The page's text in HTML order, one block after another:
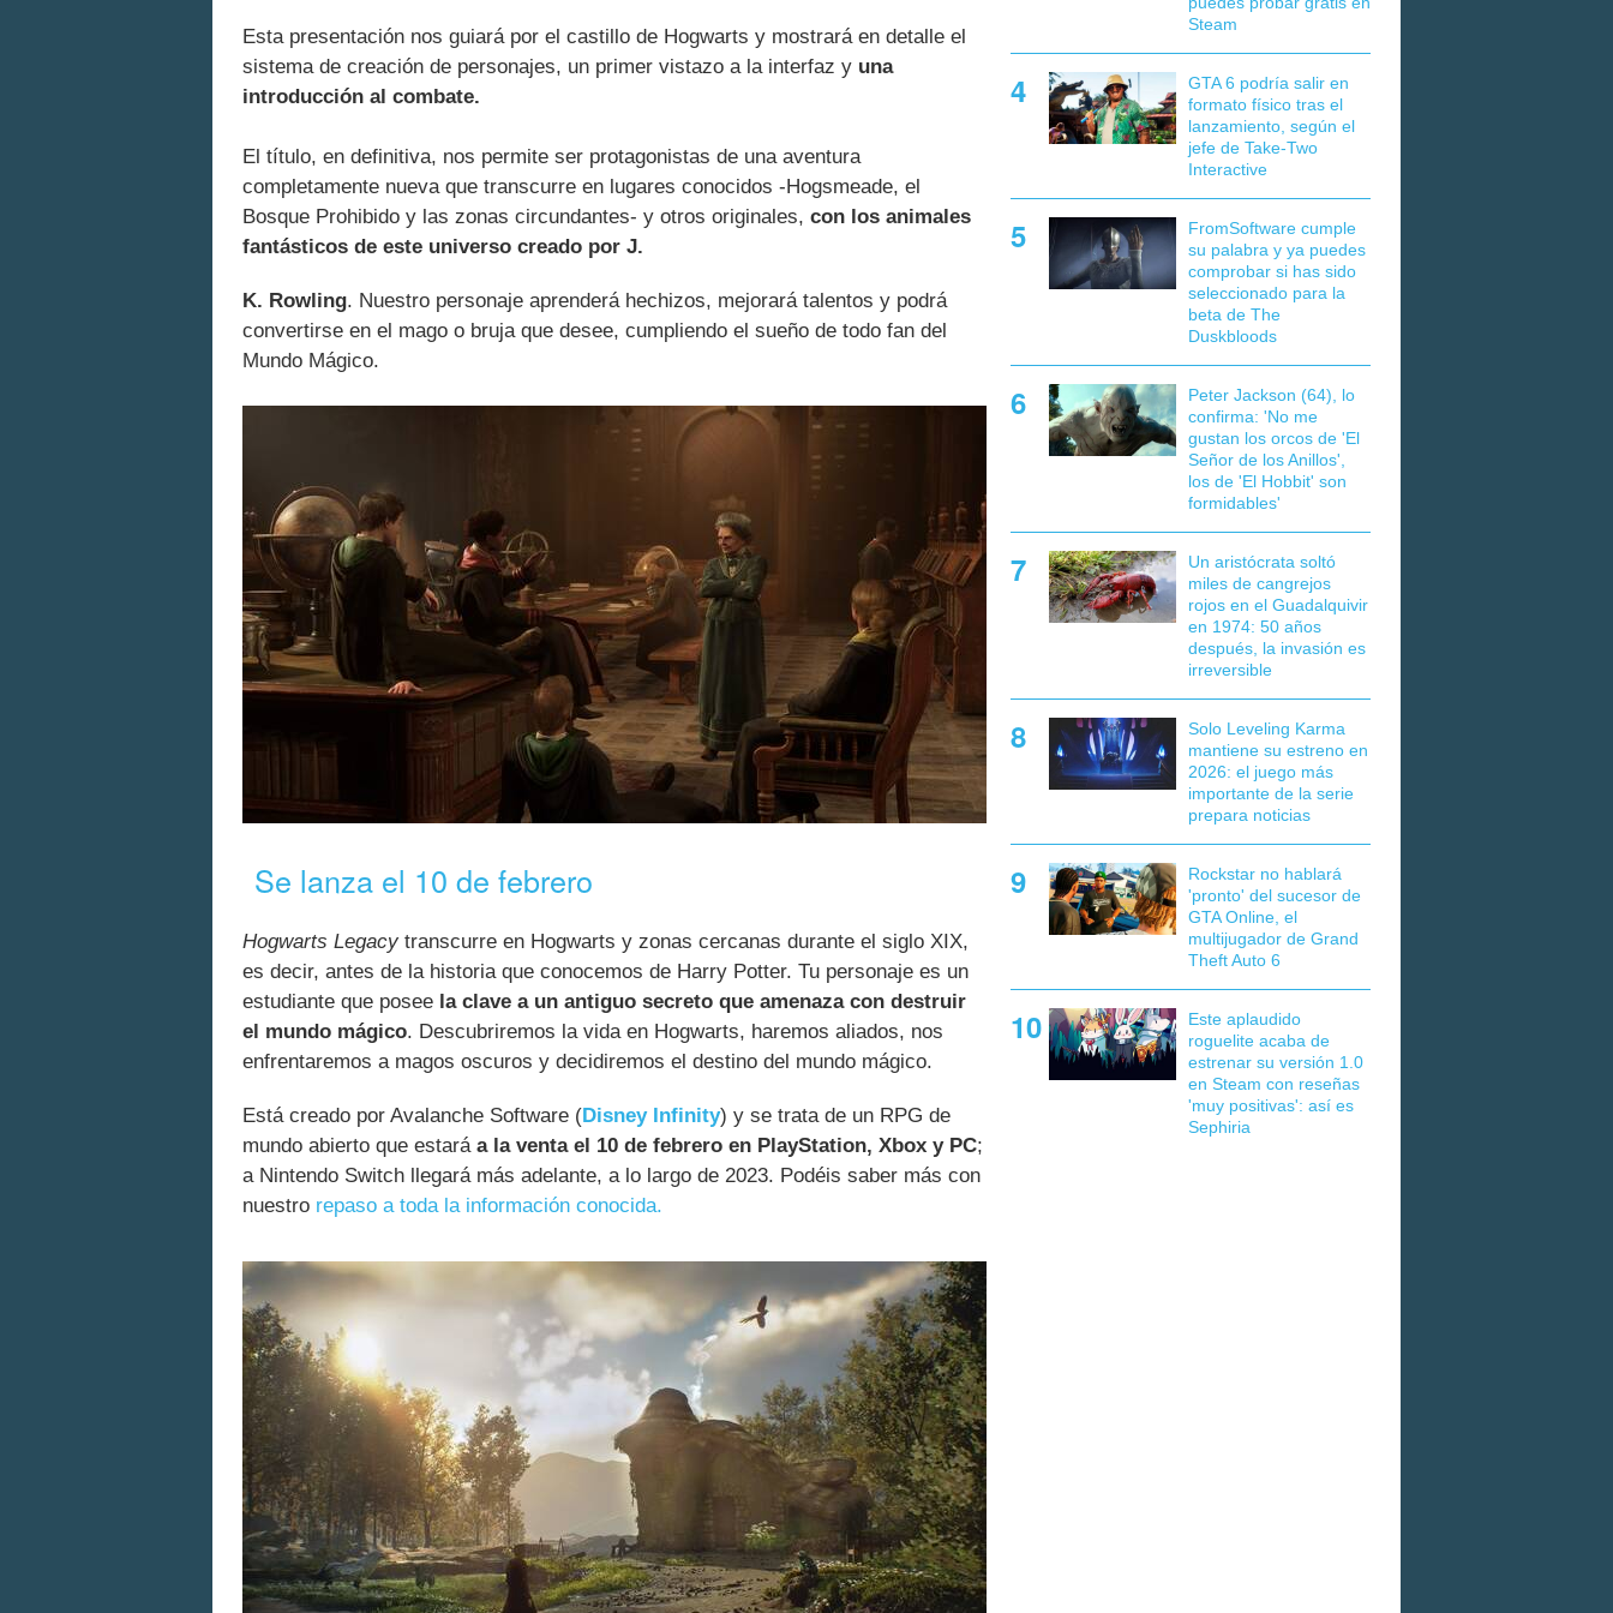
Esta presentación nos guiará por el castillo de Hogwarts y mostrará en detalle el
sistema de creación de personajes, un primer vistazo a la interfaz y una
introducción al combate.
El título, en definitiva, nos permite ser protagonistas de una aventura
completamente nueva que transcurre en lugares conocidos -Hogsmeade, el
Bosque Prohibido y las zonas circundantes- y otros originales, con los animales
fantásticos de este universo creado por J.
K. Rowling. Nuestro personaje aprenderá hechizos, mejorará talentos y podrá
convertirse en el mago o bruja que desee, cumpliendo el sueño de todo fan del
Mundo Mágico.
Se lanza el 10 de febrero
Hogwarts Legacy transcurre en Hogwarts y zonas cercanas durante el siglo XIX,
es decir, antes de la historia que conocemos de Harry Potter. Tu personaje es un
estudiante que posee la clave a un antiguo secreto que amenaza con destruir
el mundo mágico. Descubriremos la vida en Hogwarts, haremos aliados, nos
enfrentaremos a magos oscuros y decidiremos el destino del mundo mágico.
Está creado por Avalanche Software (Disney Infinity) y se trata de un RPG de
mundo abierto que estará a la venta el 10 de febrero en PlayStation, Xbox y PC;
a Nintendo Switch llegará más adelante, a lo largo de 2023. Podéis saber más con
nuestro repaso a toda la información conocida.
Steam
GTA 6 podría salir en
formato físico tras el
lanzamiento, según el
jefe de Take-Two
Interactive
FromSoftware cumple
su palabra y ya puedes
comprobar si has sido
seleccionado para la
beta de The
Duskbloods
Peter Jackson (64), lo
confirma: 'No me
gustan los orcos de 'El
Señor de los Anillos',
los de 'El Hobbit' son
formidables'
Un aristócrata soltó
miles de cangrejos
rojos en el Guadalquivir
en 1974: 50 años
después, la invasión es
irreversible
Solo Leveling Karma
mantiene su estreno en
2026: el juego más
importante de la serie
prepara noticias
Rockstar no hablará
'pronto' del sucesor de
GTA Online, el
multijugador de Grand
Theft Auto 6
Este aplaudido
roguelite acaba de
estrenar su versión 1.0
en Steam con reseñas
'muy positivas': así es
Sephiria